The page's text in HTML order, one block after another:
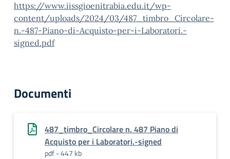
https://www.iissgioenitrabia.edu.it/wp-
content/uploads/2024/03/487_timbro_Circolare-
n.-487-Piano-di-Acquisto-per-i-Laboratori.-
signed.pdf
Documenti
487_timbro_Circolare n. 487 Piano di
Acquisto per i Laboratori.-signed
pdf - 447 kb